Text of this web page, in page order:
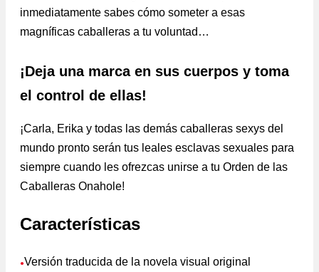
inmediatamente sabes cómo someter a esas
magníficas caballeras a tu voluntad…
¡Deja una marca en sus cuerpos y toma
el control de ellas!
¡Carla, Erika y todas las demás caballeras sexys del
mundo pronto serán tus leales esclavas sexuales para
siempre cuando les ofrezcas unirse a tu Orden de las
Caballeras Onahole!
Características
●Versión traducida de la novela visual original